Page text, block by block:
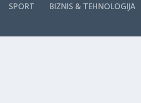
SPORT BIZNIS & TEHNOLOGIJA